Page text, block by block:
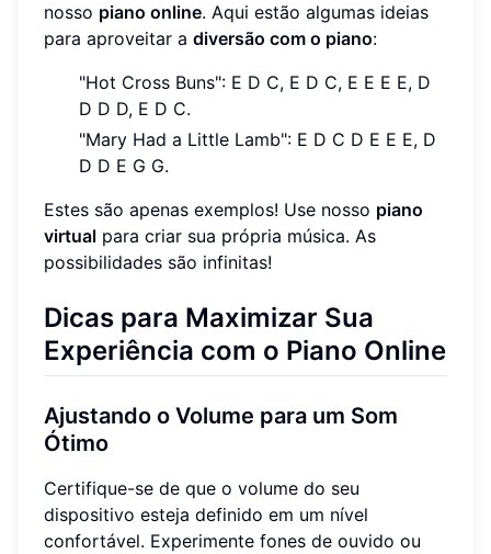
nosso piano online. Aqui estão algumas ideias
para aproveitar a diversão com o piano:
"Hot Cross Buns": E D C, E D C, E E E E, D
D D D, E D C.
"Mary Had a Little Lamb": E D C D E E E, D
D D E G G.
Estes são apenas exemplos! Use nosso piano
virtual para criar sua própria música. As
possibilidades são infinitas!
Dicas para Maximizar Sua
Experiência com o Piano Online
Ajustando o Volume para um Som
Ótimo
Certifique-se de que o volume do seu
dispositivo esteja definido em um nível
confortável. Experimente fones de ouvido ou